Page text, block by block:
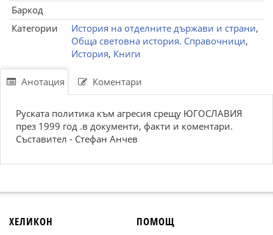
Баркод
Категории
История на отделните държави и страни,
Обща световна история. Справочници,
История, Книги
Анотация Коментари
Руската политика към агресия срещу ЮГОСЛАВИЯ
през 1999 год .в документи, факти и коментари.
Съставител - Стефан Анчев
ХЕЛИКОН ПОМОЩ